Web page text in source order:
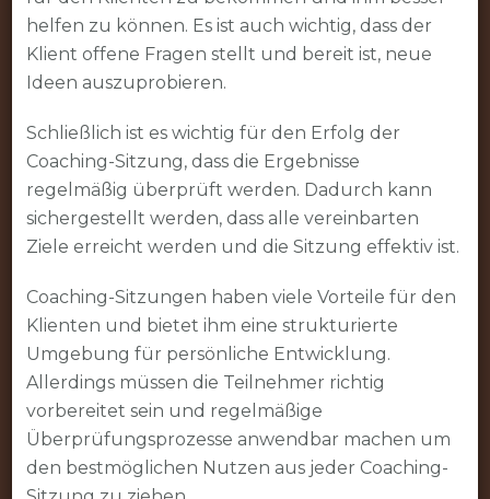
helfen zu können. Es ist auch wichtig, dass der
Klient offene Fragen stellt und bereit ist, neue
Ideen auszuprobieren.
Schließlich ist es wichtig für den Erfolg der
Coaching-Sitzung, dass die Ergebnisse
regelmäßig überprüft werden. Dadurch kann
sichergestellt werden, dass alle vereinbarten
Ziele erreicht werden und die Sitzung effektiv ist.
Coaching-Sitzungen haben viele Vorteile für den
Klienten und bietet ihm eine strukturierte
Umgebung für persönliche Entwicklung.
Allerdings müssen die Teilnehmer richtig
vorbereitet sein und regelmäßige
Überprüfungsprozesse anwendbar machen um
den bestmöglichen Nutzen aus jeder Coaching-